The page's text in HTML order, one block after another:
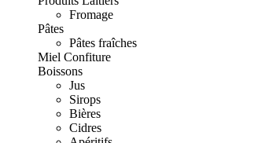
Fromage
Pâtes
Pâtes fraîches
Miel Confiture
Boissons
Jus
Sirops
Bières
Cidres